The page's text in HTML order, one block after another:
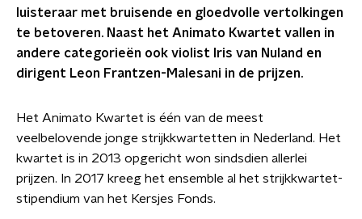
luisteraar met bruisende en gloedvolle vertolkingen
te betoveren. Naast het Animato Kwartet vallen in
andere categorieën ook violist Iris van Nuland en
dirigent Leon Frantzen-Malesani in de prijzen.
Het Animato Kwartet is één van de meest
veelbelovende jonge strijkkwartetten in Nederland. Het
kwartet is in 2013 opgericht won sindsdien allerlei
prijzen. In 2017 kreeg het ensemble al het strijkkwartet-
stipendium van het Kersjes Fonds.